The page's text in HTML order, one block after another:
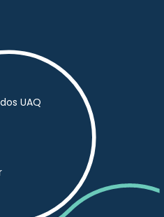
UAQ